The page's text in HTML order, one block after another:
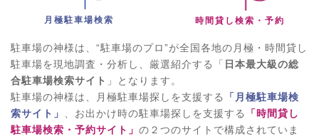
月極駐車場検索 時間貸し検索・予約
駐車場の神様は、“駐車場のプロ”が全国各地の月極・時間貸し
駐車場を現地調査・分析し、厳選紹介する「 日本最大級の総
合駐車場検索サイト 」となります。
駐車場の神様は、月極駐車場探しを支援する
「月極駐車場検
索サイト」
、お出かけ時の駐車場探しを支援する
「時間貸し
駐車場検索・予約サイト」 の２つのサイトで構成されていま